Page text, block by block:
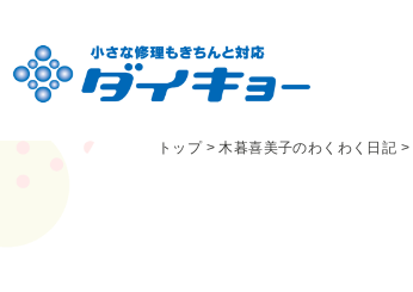
トップ>木暮喜美子のわくわく日記 >